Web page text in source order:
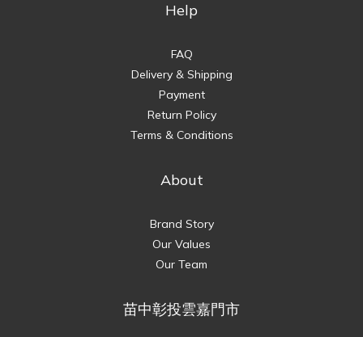
Help
FAQ
Delivery & Shipping
Payment
Return Policy
Terms & Conditions
About
Brand Story
Our Values
Our Team
苗中彰投雲嘉門市